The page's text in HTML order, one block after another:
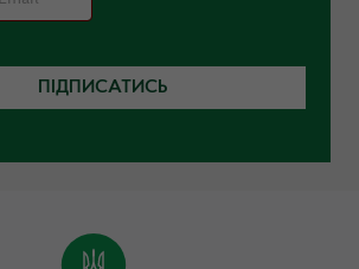
ПІДПИСАТИСЬ